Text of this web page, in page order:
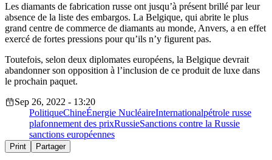
Les diamants de fabrication russe ont jusqu’à présent brillé par leur
absence de la liste des embargos. La Belgique, qui abrite le plus
grand centre de commerce de diamants au monde, Anvers, a en effet
exercé de fortes pressions pour qu’ils n’y figurent pas.
Toutefois, selon deux diplomates européens, la Belgique devrait
abandonner son opposition à l’inclusion de ce produit de luxe dans
le prochain paquet.
Sep 26, 2022 - 13:20
PolitiqueChineÉnergie NucléaireInternationalpétrole russe
plafonnement des prixRussieSanctions contre la Russie
sanctions européennes
Print Partager